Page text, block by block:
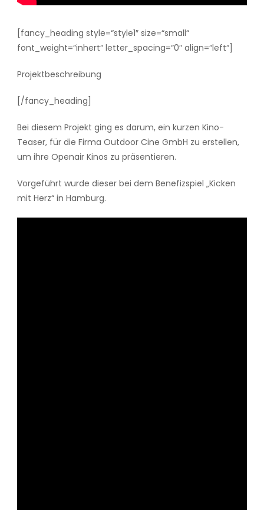
[fancy_heading style=“style1″ size=“small“
font_weight=“inhert“ letter_spacing=“0″ align=“left“]
Projektbeschreibung
[/fancy_heading]
Bei diesem Projekt ging es darum, ein kurzen Kino-
Teaser, für die Firma Outdoor Cine GmbH zu erstellen,
um ihre Openair Kinos zu präsentieren.
Vorgeführt wurde dieser bei dem Benefizspiel „Kicken
mit Herz“ in Hamburg.